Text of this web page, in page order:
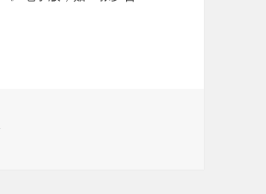
A. Beato的早期照片